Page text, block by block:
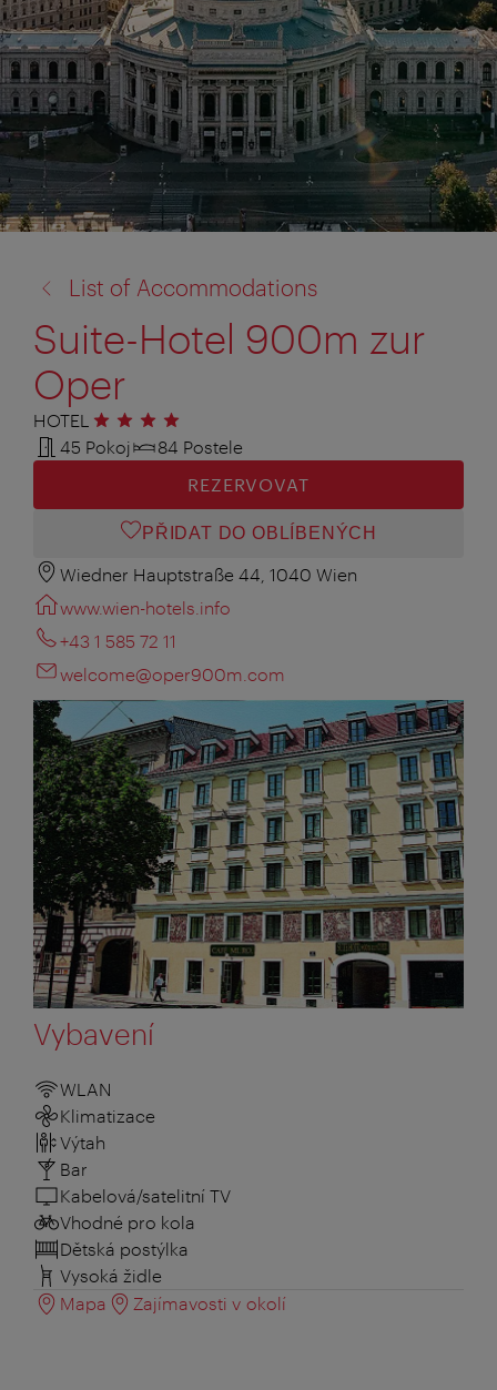
na:
List of Accommodations
Suite-Hotel 900m zur
Oper
HOTEL 4 hvězdičky
45 Pokoj
84 Postele
REZERVOVAT
PŘIDAT DO OBLÍBENÝCH
Wiedner Hauptstraße 44, 1040 Wien
www.wien-hotels.info
+43 1 585 72 11
welcome@oper900m.com
Vybavení
WLAN
Klimatizace
Výtah
Bar
Kabelová/satelitní TV
Vhodné pro kola
Dětská postýlka
Vysoká židle
Mapa
Zajímavosti v okolí